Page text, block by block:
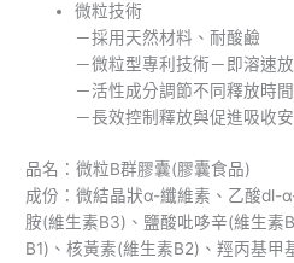
微粒技術
－採用天然材料、耐酸鹼
－微粒型專利技術－即溶速放
－活性成分調節不同釋放時間
－長效控制釋放與促進吸收
品名：微粒B群膠囊(膠囊食品)
成份：微結晶狀α-纖維素、乙酸dl-
胺(維生素B3)、鹽酸吡哆辛(維生素
B1)、核黃素(維生素B2)、羥丙基甲